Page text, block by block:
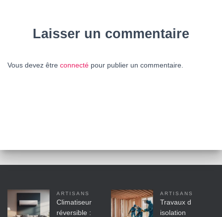
Laisser un commentaire
Vous devez être connecté pour publier un commentaire.
ARTISANS
Climatiseur
réversible :
ARTISANS
Travaux d
isolation